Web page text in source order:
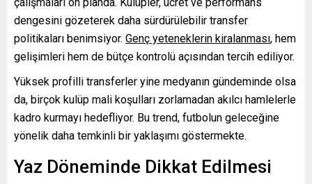
dengesini gözeterek daha sürdürülebilir transfer
politikaları benimsiyor. Genç yeteneklerin kiralanması, hem
gelişimleri hem de bütçe kontrolü açısından tercih ediliyor.
Yüksek profilli transferler yine medyanın gündeminde olsa
da, birçok kulüp mali koşulları zorlamadan akılcı hamlelerle
kadro kurmayı hedefliyor. Bu trend, futbolun geleceğine
yönelik daha temkinli bir yaklaşımı göstermekte.
Yaz Döneminde Dikkat Edilmesi